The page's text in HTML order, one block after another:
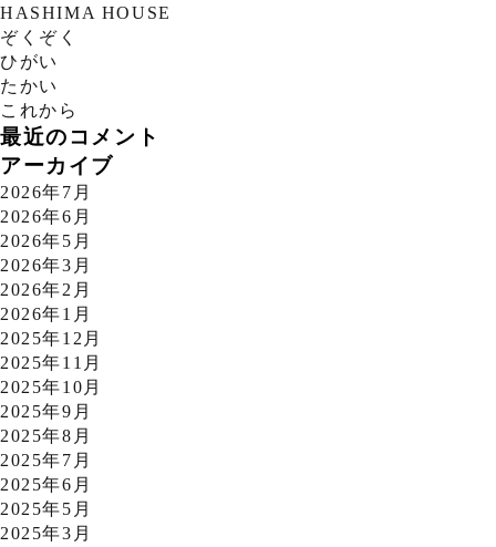
HASHIMA HOUSE
ぞくぞく
ひがい
たかい
これから
最近のコメント
アーカイブ
2026年7月
2026年6月
2026年5月
2026年3月
2026年2月
2026年1月
2025年12月
2025年11月
2025年10月
2025年9月
2025年8月
2025年7月
2025年6月
2025年5月
2025年3月